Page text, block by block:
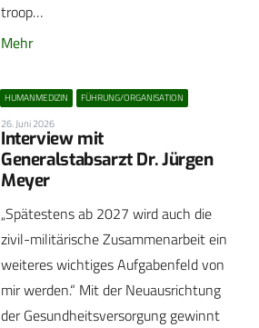
troop…
Mehr
HUMANMEDIZIN FÜHRUNG/ORGANISATION
26. Juni 2026
Interview mit
Generalstabsarzt Dr. Jürgen
Meyer
„Spätestens ab 2027 wird auch die
zivil-militärische Zusammenarbeit ein
weiteres wichtiges Aufgabenfeld von
mir werden.“ Mit der Neuausrichtung
der Gesundheitsversorgung gewinnt